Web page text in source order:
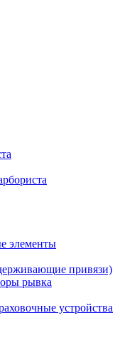
элементы
привязи)
рывка
устройства